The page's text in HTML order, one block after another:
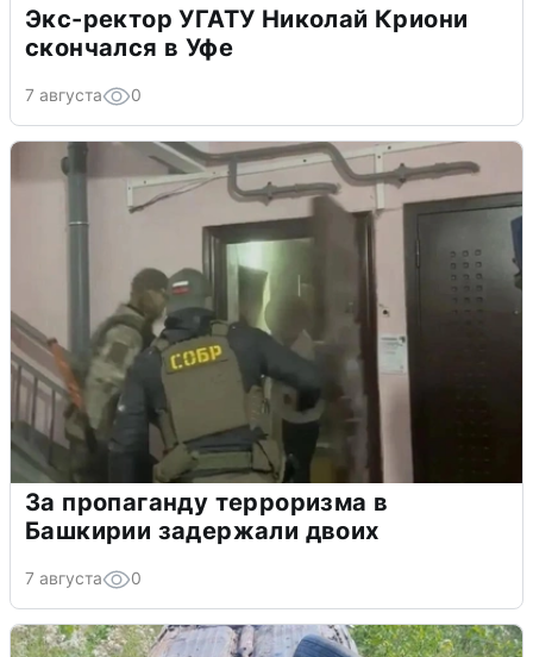
Экс-ректор УГАТУ Николай Криони
скончался в Уфе
7 августа 0
За пропаганду терроризма в
Башкирии задержали двоих
7 августа 0